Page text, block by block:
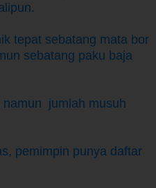
tepat sebatang mata bor
sebatang paku baja
namun jumlah musuh
pemimpin punya daftar